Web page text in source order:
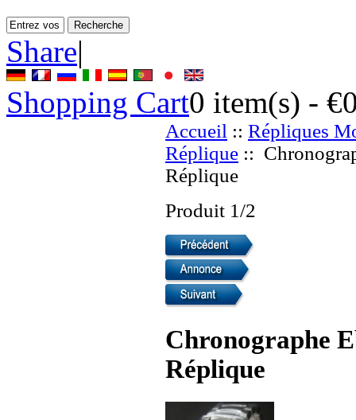
Share|
Shopping Cart0 item(s) -
Accueil :: Répliques
Réplique ::
Réplique
Produit 1/2
Chronographe
Réplique